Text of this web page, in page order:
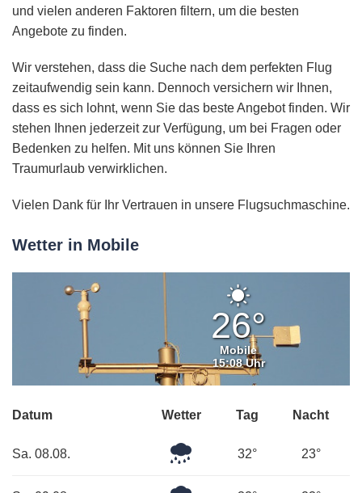
und vielen anderen Faktoren filtern, um die besten
Angebote zu finden.
Wir verstehen, dass die Suche nach dem perfekten Flug
zeitaufwendig sein kann. Dennoch versichern wir Ihnen,
dass es sich lohnt, wenn Sie das beste Angebot finden. Wir
stehen Ihnen jederzeit zur Verfügung, um bei Fragen oder
Bedenken zu helfen. Mit uns können Sie Ihren
Traumurlaub verwirklichen.
Vielen Dank für Ihr Vertrauen in unsere Flugsuchmaschine.
Wetter in Mobile
Klarer
Himmel
26°
Mobile
15:08 Uhr
Datum Wetter Tag Nacht
Sa. 08.08. 32° 23°